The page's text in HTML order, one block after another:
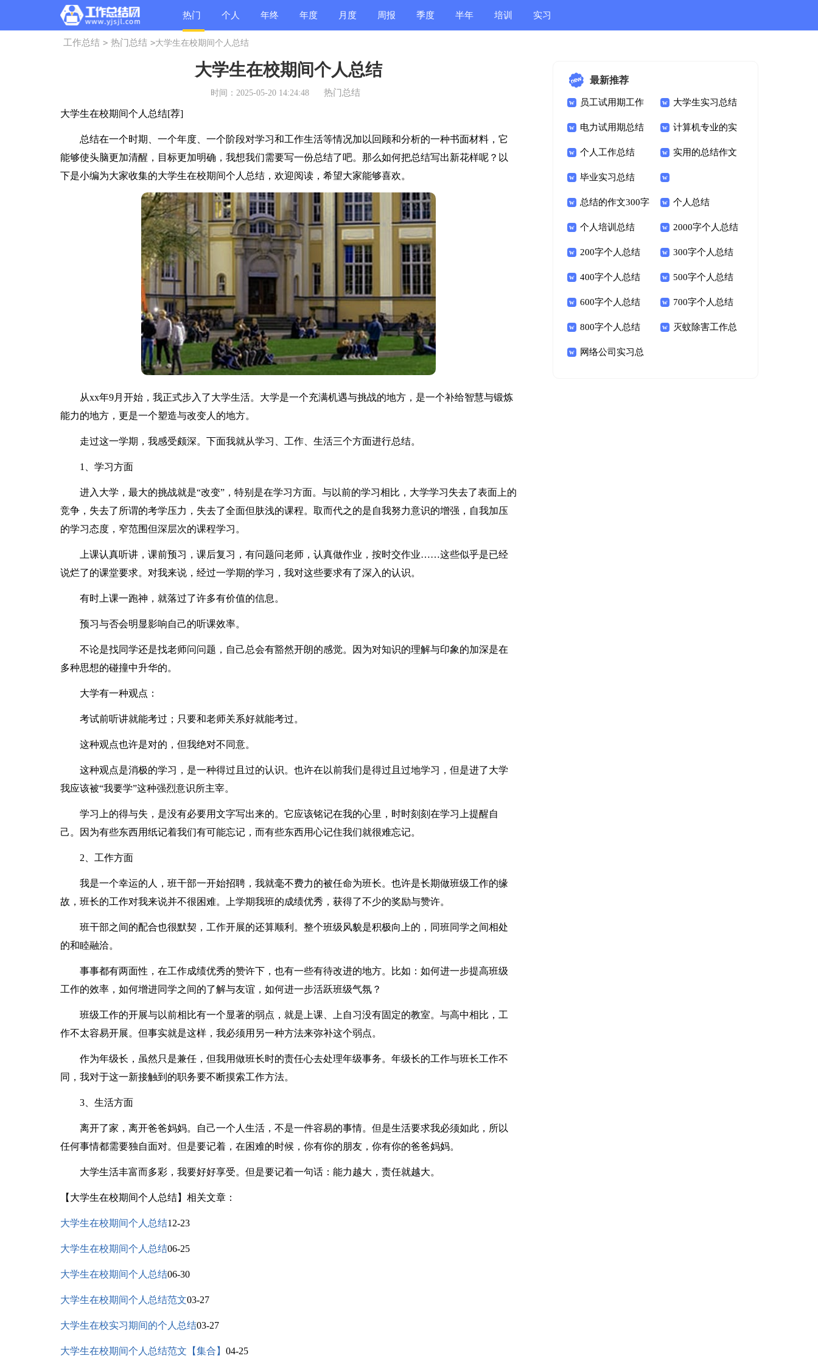
热门
总结
个人
总结
年终 年度 月度 周报 季度 半年 培训 实习
工作总结 > 热门总结 >大学生在校期间个人总结
大学生在校期间个人总结
时间：2025-05-20 14:24:48 热门总结
大学生在校期间个人总结[荐]
总结在一个时期、一个年度、一个阶段对学习和工作生活等情况加以回顾和分析的一种书面材料，它
能够使头脑更加清醒，目标更加明确，我想我们需要写一份总结了吧。那么如何把总结写出新花样呢？以
下是小编为大家收集的大学生在校期间个人总结，欢迎阅读，希望大家能够喜欢。
从xx年9月开始，我正式步入了大学生活。大学是一个充满机遇与挑战的地方，是一个补给智慧与锻炼
能力的地方，更是一个塑造与改变人的地方。
走过这一学期，我感受颇深。下面我就从学习、工作、生活三个方面进行总结。
1、学习方面
进入大学，最大的挑战就是“改变”，特别是在学习方面。与以前的学习相比，大学学习失去了表面上的
竞争，失去了所谓的考学压力，失去了全面但肤浅的课程。取而代之的是自我努力意识的增强，自我加压
的学习态度，窄范围但深层次的课程学习。
上课认真听讲，课前预习，课后复习，有问题问老师，认真做作业，按时交作业……这些似乎是已经
说烂了的课堂要求。对我来说，经过一学期的学习，我对这些要求有了深入的认识。
有时上课一跑神，就落过了许多有价值的信息。
预习与否会明显影响自己的听课效率。
不论是找同学还是找老师问问题，自己总会有豁然开朗的感觉。因为对知识的理解与印象的加深是在
多种思想的碰撞中升华的。
大学有一种观点：
考试前听讲就能考过；只要和老师关系好就能考过。
这种观点也许是对的，但我绝对不同意。
这种观点是消极的学习，是一种得过且过的认识。也许在以前我们是得过且过地学习，但是进了大学
我应该被“我要学”这种强烈意识所主宰。
学习上的得与失，是没有必要用文字写出来的。它应该铭记在我的心里，时时刻刻在学习上提醒自
己。因为有些东西用纸记着我们有可能忘记，而有些东西用心记住我们就很难忘记。
2、工作方面
我是一个幸运的人，班干部一开始招聘，我就毫不费力的被任命为班长。也许是长期做班级工作的缘
故，班长的工作对我来说并不很困难。上学期我班的成绩优秀，获得了不少的奖励与赞许。
班干部之间的配合也很默契，工作开展的还算顺利。整个班级风貌是积极向上的，同班同学之间相处
的和睦融洽。
事事都有两面性，在工作成绩优秀的赞许下，也有一些有待改进的地方。比如：如何进一步提高班级
工作的效率，如何增进同学之间的了解与友谊，如何进一步活跃班级气氛？
班级工作的开展与以前相比有一个显著的弱点，就是上课、上自习没有固定的教室。与高中相比，工
作不太容易开展。但事实就是这样，我必须用另一种方法来弥补这个弱点。
作为年级长，虽然只是兼任，但我用做班长时的责任心去处理年级事务。年级长的工作与班长工作不
同，我对于这一新接触到的职务要不断摸索工作方法。
3、生活方面
离开了家，离开爸爸妈妈。自己一个人生活，不是一件容易的事情。但是生活要求我必须如此，所以
任何事情都需要独自面对。但是要记着，在困难的时候，你有你的朋友，你有你的爸爸妈妈。
大学生活丰富而多彩，我要好好享受。但是要记着一句话：能力越大，责任就越大。
【大学生在校期间个人总结】相关文章：
大学生在校期间个人总结12-23
大学生在校期间个人总结06-25
大学生在校期间个人总结06-30
大学生在校期间个人总结范文03-27
大学生在校实习期间的个人总结03-27
大学生在校期间个人总结范文【集合】 04-25
最新推荐
员工试用期工作
总结
大学生实习总结
电力试用期总结 计算机专业的实
习总结
个人工作总结 实用的总结作文
400字
毕业实习总结
总结的作文300字 个人总结
个人培训总结 2000字个人总结
200字个人总结 300字个人总结
400字个人总结 500字个人总结
600字个人总结 700字个人总结
800字个人总结 灭蚊除害工作总
网络公司实习总